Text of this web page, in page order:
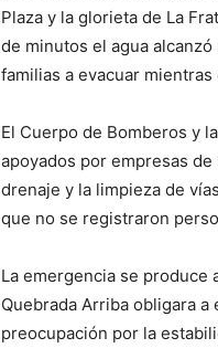
Plaza y la glorieta de La
de minutos el agua
familias a evacuar
El Cuerpo de Bomberos y
apoyados por empresas
drenaje y la limpieza de
que no se registraron
La emergencia se produce
Quebrada Arriba obligara
preocupación por la